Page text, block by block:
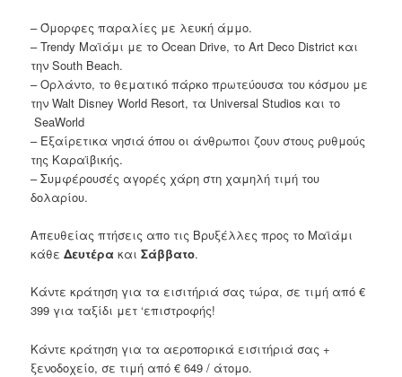
–Όμορφες παραλίες με λευκή άμμο.
–Trendy Μαϊάμι με τοOcean Drive, το Art Deco District και
τηνSouth Beach.
– Ορλάντο, το θεματικό πάρκο πρωτεύουσα του κόσμου με
την Walt Disney World Resort, τα Universal Studios και το
SeaWorld
– Εξαίρετικα νησιά όπου οι άνθρωποι ζουν στους ρυθμούς
της Καραϊβικής.
– Συμφέρουσές αγορές χάρη στη χαμηλή τιμή του
δολαρίου.
Απευθείας πτήσεις απο τις Βρυξέλλες προς το Μαϊάμι
κάθεΔευτέρα καιΣάββατο.
Κάντε κράτηση για τα εισιτήριά σας τώρα, σε τιμή από €
399 για ταξίδι μετ ‘επιστροφής!
Κάντε κράτηση για τα αεροπορικά εισιτήριά σας +
ξενοδοχείο, σε τιμή από € 649 / άτομο.